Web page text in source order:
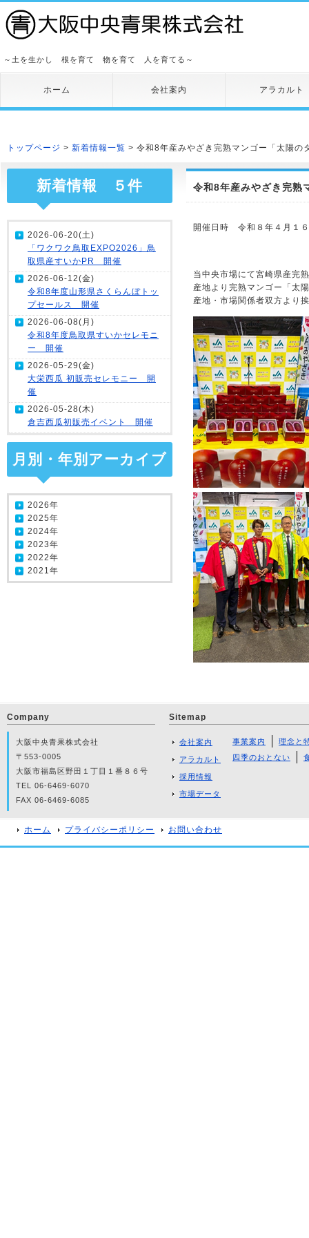
～土を生かし 根を育て 物を育て 人を育てる～
ホーム 会社案内 アラカルト
トップページ > 新着情報一覧 > 令和8年産みやざき完熟マンゴー「太陽
令和8年産みやざき完
開催日時 令和８年４月１
当中央市場にて宮崎県産完
産地より完熟マンゴー「太
産地・市場関係者双方より
新着情報 ５件
2026-06-20(土)
「ワクワク鳥取EXPO2026」鳥
取県産すいかPR 開催
2026-06-12(金)
令和8年度山形県さくらんぼトッ
プセールス 開催
2026-06-08(月)
令和8年度鳥取県すいかセレモニ
ー 開催
2026-05-29(金)
大栄西瓜 初販売セレモニー 開
催
2026-05-28(木)
倉吉西瓜初販売イベント 開催
月別・年別アーカイブ
2026年
2025年
2024年
2023年
2022年
2021年
Sitemap
会社案内
アラカルト
採用情報
市場データ
事業案内
理念と
四季のおとない
Company
大阪中央青果株式会社
〒553-0005
大阪市福島区野田１丁目１番８６号
TEL 06-6469-6070
FAX 06-6469-6085
ホーム プライバシーポリシー お問い合わせ